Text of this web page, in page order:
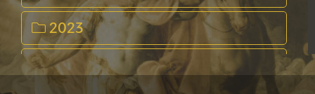
2023
2022